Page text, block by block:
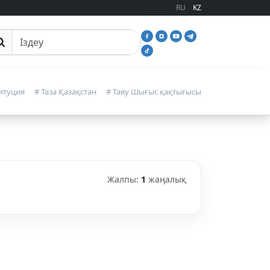
RU KZ
іздеу
# Таза Қазақстан # Таяу Шығыс қақтығысы
Жалпы: 1 жаңалық